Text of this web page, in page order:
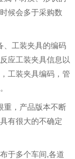
候会多于采购数
、工装夹具的编码
应工装夹具信息以
工装夹具编码，管
重，产品版本不断
有很大的不确定
于多个车间,各道